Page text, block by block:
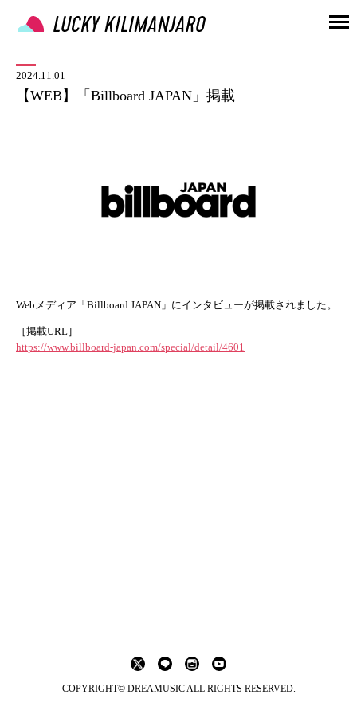
2024.11.01
【WEB】「Billboard JAPAN」掲載
Webメディア「Billboard JAPAN」にインタビューが掲載されました。
［掲載URL］
https://www.billboard-japan.com/special/detail/4601
COPYRIGHT© DREAMUSIC ALL RIGHTS RESERVED.